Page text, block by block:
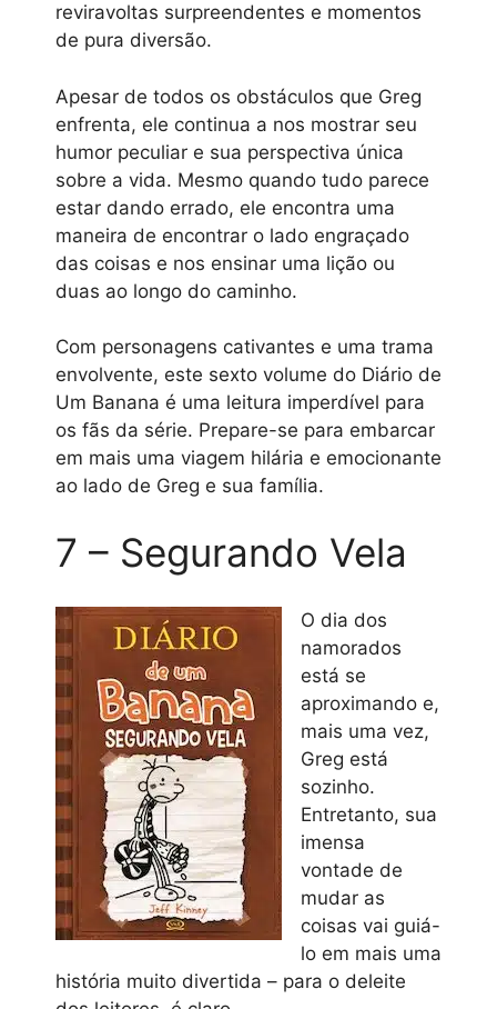
reviravoltas surpreendentes e momentos
de pura diversão.
Apesar de todos os obstáculos que Greg
enfrenta, ele continua a nos mostrar seu
humor peculiar e sua perspectiva única
sobre a vida. Mesmo quando tudo parece
estar dando errado, ele encontra uma
maneira de encontrar o lado engraçado
das coisas e nos ensinar uma lição ou
duas ao longo do caminho.
Com personagens cativantes e uma trama
envolvente, este sexto volume do Diário de
Um Banana é uma leitura imperdível para
os fãs da série. Prepare-se para embarcar
em mais uma viagem hilária e emocionante
ao lado de Greg e sua família.
7 – Segurando Vela
O dia dos
namorados
está se
aproximando e,
mais uma vez,
Greg está
sozinho.
Entretanto, sua
imensa
vontade de
mudar as
coisas vai guiá-
lo em mais uma
história muito divertida – para o deleite